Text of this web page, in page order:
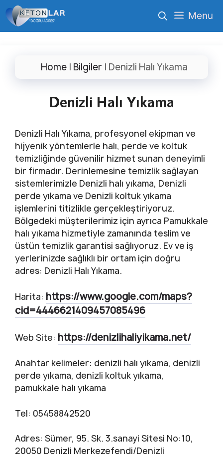
İçeriğe
atla
Menu
Home| Bilgiler | Denizli Halı Yıkama
Denizli Halı Yıkama
Denizli Halı Yıkama, profesyonel ekipman ve
hijyenik yöntemlerle halı, perde ve koltuk
temizliğinde güvenilir hizmet sunan deneyimli
bir firmadır. Derinlemesine temizlik sağlayan
sistemlerimizle Denizli halı yıkama, Denizli
perde yıkama ve Denizli koltuk yıkama
işlemlerini titizlikle gerçekleştiriyoruz.
Bölgedeki müşterilerimiz için ayrıca Pamukkale
halı yıkama hizmetiyle zamanında teslim ve
üstün temizlik garantisi sağlıyoruz. Ev ve iş
yerlerinizde sağlıklı bir ortam için doğru
adres: Denizli Halı Yıkama.
Harita: https://www.google.com/maps?
cid=4446621409457085496
Web Site: https://denizlihaliyikama.net/
Anahtar kelimeler: denizli halı yıkama, denizli
perde yıkama, denizli koltuk yıkama,
pamukkale halı yıkama
Tel: 05458842520
Adres: Sümer, 95. Sk. 3.sanayi Sitesi No:10,
20050 Denizli Merkezefendi/Denizli